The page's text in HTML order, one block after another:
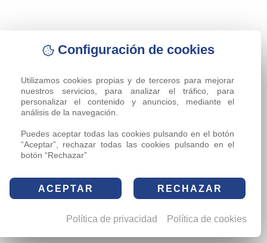
Configuración de cookies
Utilizamos cookies propias y de terceros para mejorar
nuestros servicios, para analizar el tráfico, para
personalizar el contenido y anuncios, mediante el
análisis de la navegación.
Puedes aceptar todas las cookies pulsando en el botón
“Aceptar”, rechazar todas las cookies pulsando en el
botón “Rechazar”
ACEPTAR RECHAZAR
Política de privacidad Política de cookies